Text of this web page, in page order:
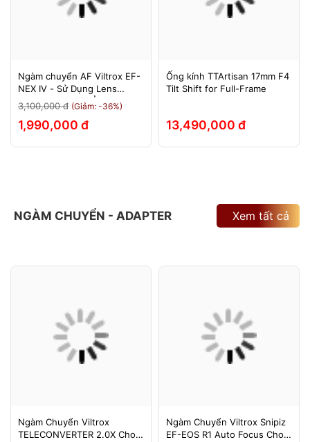
Ngàm chuyển AF Viltrox EF-
NEX IV - Sử Dụng Lens
Canon Trên Máy Ảnh Sony
E-Mount - Bảo Hành 12
Tháng.
3,100,000 đ (Giảm: -36%)
1,990,000 đ
Ống kính TTArtisan 17mm F4
Tilt Shift for Full-Frame
13,490,000 đ
NGÀM CHUYỂN - ADAPTER Xem tất cả
Ngàm Chuyển Viltrox
TELECONVERTER 2.0X Cho
Ngàm Chuyển Viltrox Snipiz
EF-EOS R1 Auto Focus Cho